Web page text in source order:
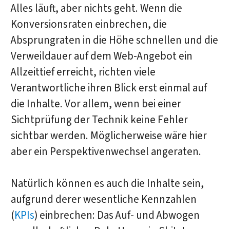
Alles läuft, aber nichts geht. Wenn die
Konversionsraten einbrechen, die
Absprungraten in die Höhe schnellen und die
Verweildauer auf dem Web-Angebot ein
Allzeittief erreicht, richten viele
Verantwortliche ihren Blick erst einmal auf
die Inhalte. Vor allem, wenn bei einer
Sichtprüfung der Technik keine Fehler
sichtbar werden. Möglicherweise wäre hier
aber ein Perspektivenwechsel angeraten.
Natürlich können es auch die Inhalte sein,
aufgrund derer wesentliche Kennzahlen
(KPIs) einbrechen: Das Auf- und Abwogen